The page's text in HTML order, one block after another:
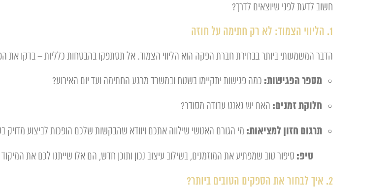
חשוב לדעת לפני שיוצאים לדרך?
1. הליווי הצמוד: לא רק חתימה על חוזה
הדבר המשמעותי ביותר בבחירת חברת הפקה הוא הליווי הצמוד. אל תסתפקו בהבטחות כלליות – בדקו את
מספר הפגישות: כמה פגישות יתקיימו בשטח ובמשרד מרגע החתימה ועד יום האירוע?
חלוקת זמנים: האם יש גאנט עבודה מסודר?
תרגום חזון למציאות: מי הגורם האנושי שילווה אתכם ויוודא שהבקשות שלכם הופכות לביצוע מדויק
טיפ: סיפור טוב שמפתיע את המוזמנים, בשילוב עיצוב נכון ותוכן חדש, הם אלו שייתנו לכם את
2. איך לבחור את הספקים הטובים ביותר?